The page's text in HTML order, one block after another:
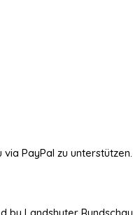
PayPal zu unterstützen.